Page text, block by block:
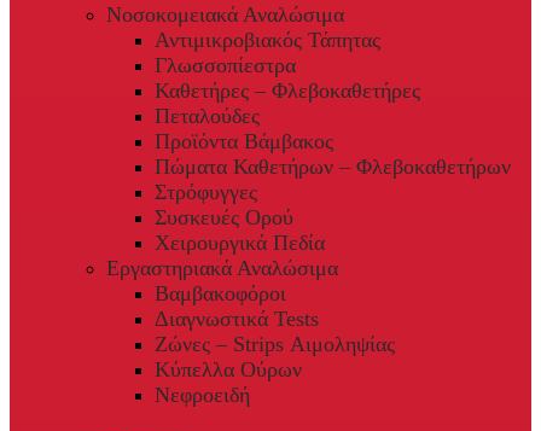
Νοσοκομειακά Αναλώσιμα
Αντιμικροβιακός Τάπητας
Γλωσσοπίεστρα
Καθετήρες – Φλεβοκαθετήρες
Πεταλούδες
Προϊόντα Βάμβακος
Πώματα Καθετήρων – Φλεβοκαθετήρων
Στρόφυγγες
Συσκευές Ορού
Χειρουργικά Πεδία
Εργαστηριακά Αναλώσιμα
Βαμβακοφόροι
Διαγνωστικά Tests
Ζώνες – Strips Αιμοληψίας
Κύπελλα Ούρων
Νεφροειδή